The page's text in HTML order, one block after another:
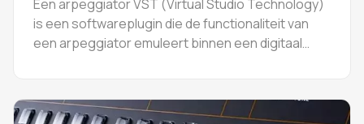
Een arpeggiator VST (Virtual Studio Technology)
is een softwareplugin die de functionaliteit van
een arpeggiator emuleert binnen een digitaal